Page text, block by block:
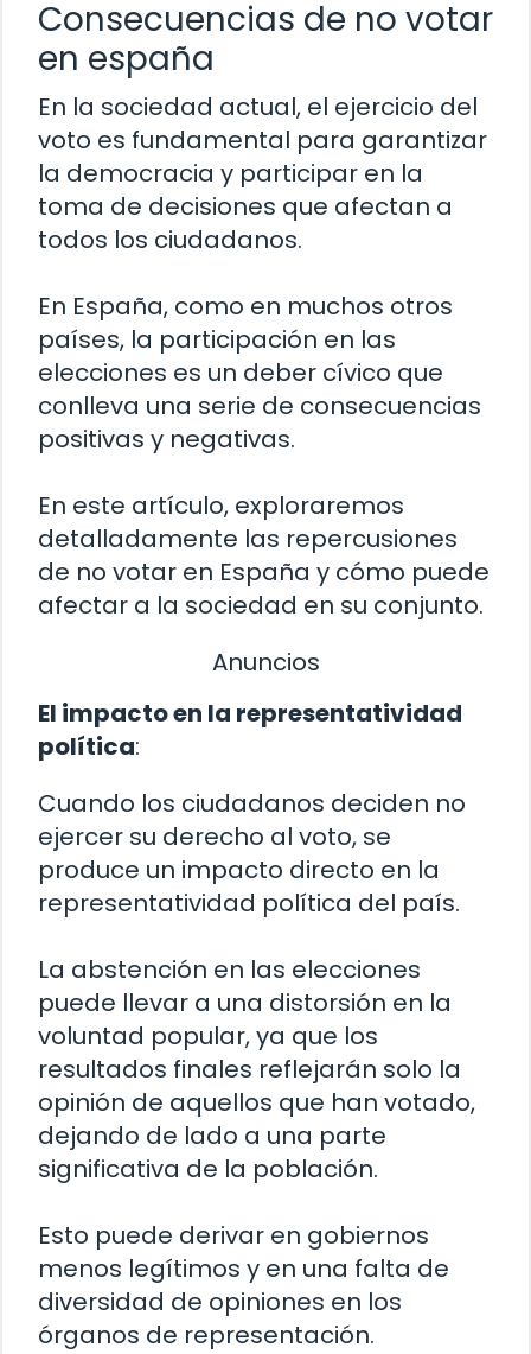
Consecuencias de no votar
en españa
En la sociedad actual, el ejercicio del
voto es fundamental para garantizar
la democracia y participar en la
toma de decisiones que afectan a
todos los ciudadanos.
En España, como en muchos otros
países, la participación en las
elecciones es un deber cívico que
conlleva una serie de consecuencias
positivas y negativas.
En este artículo, exploraremos
detalladamente las repercusiones
de no votar en España y cómo puede
afectar a la sociedad en su conjunto.
Anuncios
El impacto en la representatividad
política:
Cuando los ciudadanos deciden no
ejercer su derecho al voto, se
produce un impacto directo en la
representatividad política del país.
La abstención en las elecciones
puede llevar a una distorsión en la
voluntad popular, ya que los
resultados finales reflejarán solo la
opinión de aquellos que han votado,
dejando de lado a una parte
significativa de la población.
Esto puede derivar en gobiernos
menos legítimos y en una falta de
diversidad de opiniones en los
órganos de representación.